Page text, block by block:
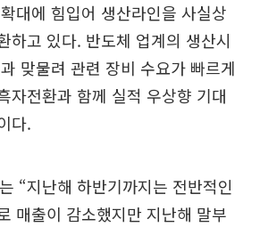
대에 힘입어 생산라인을 사실상
하고 있다. 반도체 업계의 생산시
맞물려 관련 장비 수요가 빠르게
자전환과 함께 실적 우상향 기대
다.
“지난해 하반기까지는 전반적인
매출이 감소했지만 지난해 말부